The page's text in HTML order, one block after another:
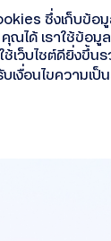
ซึ่งเก็บข้อ
คุณได้ เราใช้ข้
เว็บไซต์ดียิ่งขึ้น
งื่อนไขความเป็